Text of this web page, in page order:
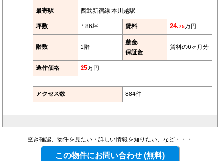
最寄駅 西武新宿線 本川越駅
坪数 7.86坪 賃料 24.75万円
階数 1階
敷金/
保証金
賃料の6ヶ月分
造作価格 25万円
アクセス数 884件
空き確認、物件を見たい・詳しい情報を知りたい、など・・・